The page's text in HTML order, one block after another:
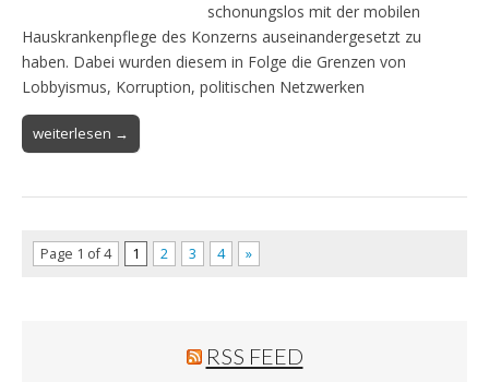
schonungslos mit der mobilen
Hauskrankenpflege des Konzerns auseinandergesetzt zu
haben. Dabei wurden diesem in Folge die Grenzen von
Lobbyismus, Korruption, politischen Netzwerken
weiterlesen →
Page 1 of 4 1 2 3 4 »
RSS FEED